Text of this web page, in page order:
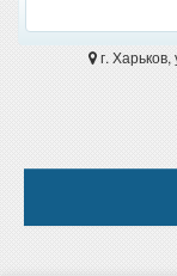
г. Харьков,